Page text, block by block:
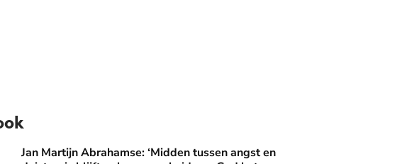
het vingertje wijzen’
Abrahamse: ‘Midden tussen angst en duisternis blijft gehoorzaamheid aan
Jan Martijn Abrahamse: ‘Midden tussen angst en